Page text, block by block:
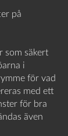
på
som säkert
i
för vad
med ett
för bra
även